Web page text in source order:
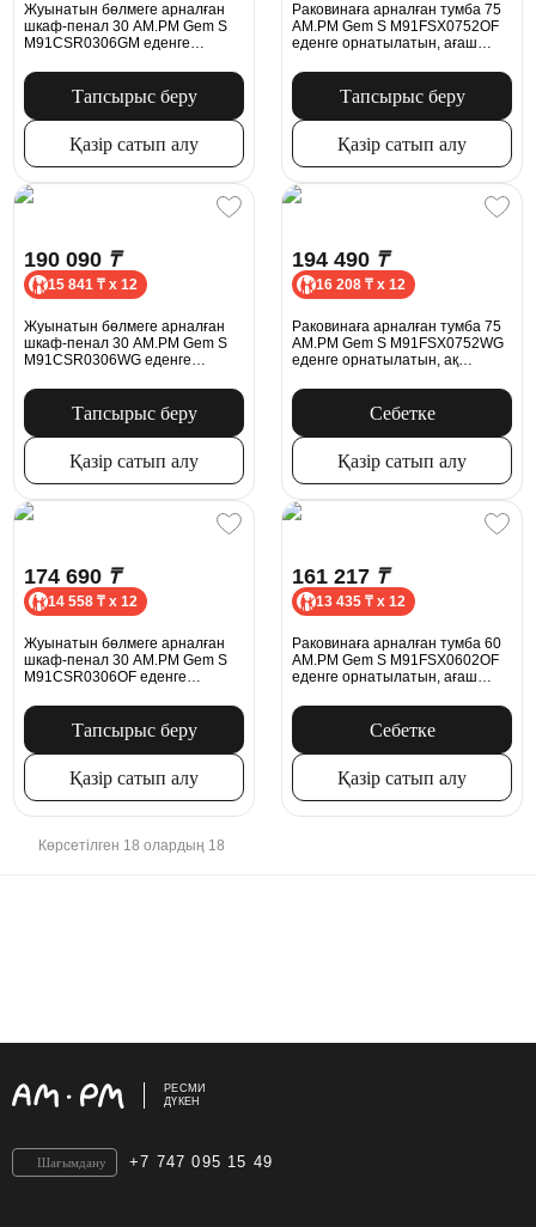
Жуынатын бөлмеге арналған
шкаф-пенал 30 AM.PM Gem S
M91CSR0306GM еденге
Тапсырыс беру
Қазір сатып алу
Раковинаға арналған тумба 75
AM.PM Gem S M91FSX0752OF
еденге орнатылатын, ағаш
Тапсырыс беру
Қазір сатып алу
190 090 ₸
15 841 ₸ x 12
Жуынатын бөлмеге арналған
шкаф-пенал 30 AM.PM Gem S
M91CSR0306WG еденге
Тапсырыс беру
Қазір сатып алу
194 490 ₸
16 208 ₸ x 12
Раковинаға арналған тумба 75
AM.PM Gem S M91FSX0752WG
еденге орнатылатын, ақ
Себетке
Қазір сатып алу
174 690 ₸
14 558 ₸ x 12
Жуынатын бөлмеге арналған
шкаф-пенал 30 AM.PM Gem S
M91CSR0306OF еденге
Тапсырыс беру
Қазір сатып алу
161 217 ₸
13 435 ₸ x 12
Раковинаға арналған тумба 60
AM.PM Gem S M91FSX0602OF
еденге орнатылатын, ағаш
Себетке
Қазір сатып алу
Көрсетілген 18 олардың 18
РЕСМИ
ДҮКЕН
+7 747 095 15 49
Шағымдану